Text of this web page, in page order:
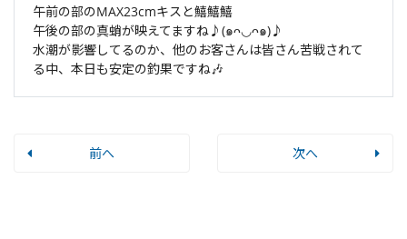
午前の部のMAX23cmキスと鱚鱚鱚
午後の部の真蛸が映えてますね♪(๑ᴖ◡ᴖ๑)♪
水潮が影響してるのか、他のお客さんは皆さん苦戦されて
る中、本日も安定の釣果ですね🎶
前へ 次へ